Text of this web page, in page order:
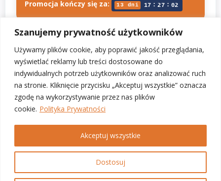
Szanujemy prywatność użytkowników
Używamy plików cookie, aby poprawić jakość przeglądania,
wyświetlać reklamy lub treści dostosowane do
indywidualnych potrzeb użytkowników oraz analizować ruch
na stronie. Kliknięcie przycisku „Akceptuj wszystkie” oznacza
zgodę na wykorzystywanie przez nas plików
cookie. Polityka Prywatności
Dostosuj
Akceptuj wszystkie
Promocja kończy się za:
13 dni 17 : 27 : 02
2